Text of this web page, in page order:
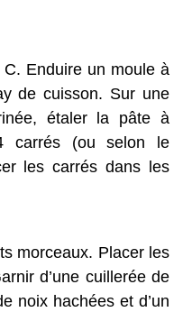
Enduire un moule à
de cuisson. Sur une
étaler la pâte à
carrés (ou selon le
les carrés dans les
morceaux. Placer les
d’une cuillerée de
noix hachées et d’un